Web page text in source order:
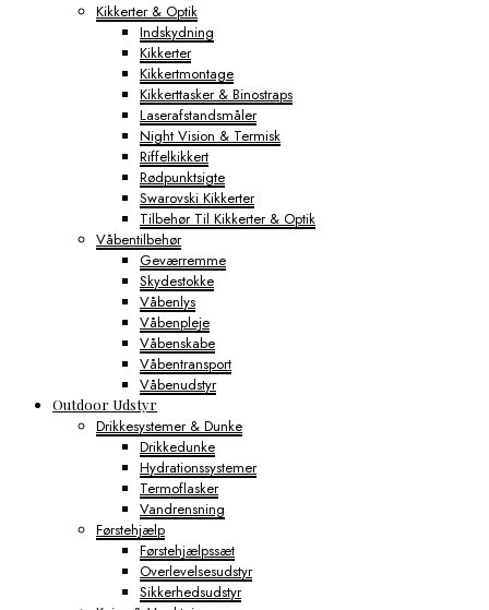
Kikkerter & Optik
Indskydning
Kikkerter
Kikkertmontage
Kikkerttasker & Binostraps
Laserafstandsmåler
Night Vision & Termisk
Riffelkikkert
Rødpunktsigte
Swarovski Kikkerter
Tilbehør Til Kikkerter & Optik
Våbentilbehør
Geværremme
Skydestokke
Våbenlys
Våbenpleje
Våbenskabe
Våbentransport
Våbenudstyr
Outdoor Udstyr
Drikkesystemer & Dunke
Drikkedunke
Hydrationssystemer
Termoflasker
Vandrensning
Førstehjælp
Førstehjælpssæt
Overlevelsesudstyr
Sikkerhedsudstyr